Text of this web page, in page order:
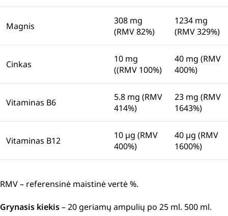
Magnis
308 mg
(RMV 82%)
1234 mg
(RMV 329%)
Cinkas
10 mg
((RMV 100%)
40 mg (RMV
400%)
Vitaminas B6
5.8 mg (RMV
414%)
23 mg (RMV
1643%)
Vitaminas B12
10 µg (RMV
400%)
40 µg (RMV
1600%)
RMV – referensinė maistinė vertė %.
Grynasis kiekis– 20 geriamų ampulių po 25 ml. 500 ml.